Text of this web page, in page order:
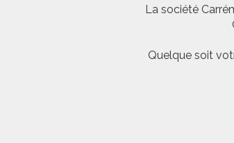
La société
Quelque soit